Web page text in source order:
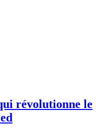
révolutionne le